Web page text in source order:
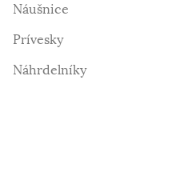
Náušnice
Prívesky
Náhrdelníky